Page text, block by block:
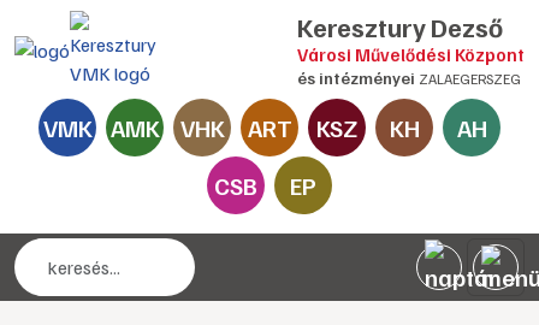
Keresztury Dezső
Városi Művelődési Központ
és intézményei ZALAEGERSZEG
VMK AMK VHK ART KSZ KH
AH
CSB
EP